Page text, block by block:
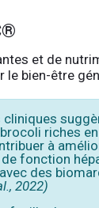
et de
le bien-être
cliniques
riches
à
fonction
des
2022)